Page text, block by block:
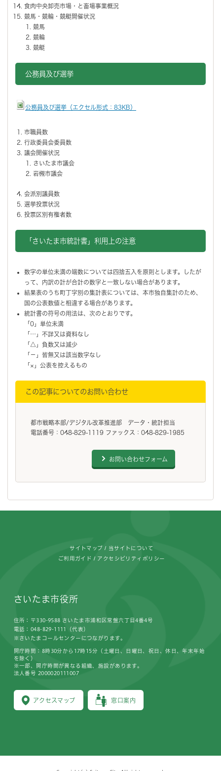
食肉中央卸売市場・と畜場事業概況
競馬・競輪・競艇開催状況
競馬
競輪
競艇
公務員及び選挙
公務員及び選挙（エクセル形式：83KB）
市職員数
行政委員会委員数
議会開催状況
さいたま市議会
岩槻市議会
会派別議員数
選挙投票状況
投票区別有権者数
「さいたま市統計書」利用上の注意
数字の単位未満の端数については四捨五入を原則とします。したが
って、内訳の計が合計の数字と一致しない場合があります。
結果表のうち町丁字別の集計表については、本市独自集計のため、
国の公表数値と相違する場合があります。
統計書の符号の用法は、次のとおりです。
「0」単位未満
「…」不詳又は資料なし
「△」負数又は減少
「－」皆無又は該当数字なし
「×」公表を控えるもの
この記事についてのお問い合わせ
都市戦略本部/デジタル改革推進部 データ・統計担当
電話番号：048-829-1119 ファックス：048-829-1985
お問い合わせフォーム
サイトマップ 当サイトについて
ご利用ガイド アクセシビリティポリシー
さいたま市役所
住所：〒330-9588 さいたま市浦和区常盤六丁目4番4号
電話：048-829-1111（代表）
※さいたまコールセンターにつながります。
アクセスマップ 窓口案内
開庁時間：8時30分から17時15分（土曜日、日曜日、祝日、休日、年末年始
を除く）
※一部、開庁時間が異なる組織、施設があります。
法人番号 2000020111007